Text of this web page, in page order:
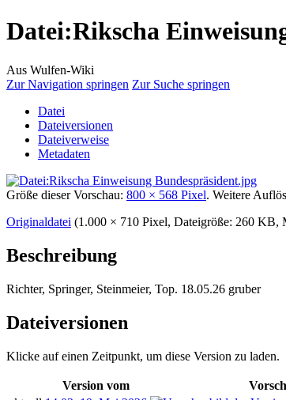
Datei:Rikscha
Aus Wulfen-Wiki
Zur Navigation springen Zur Suche springen
Datei
Dateiversionen
Dateiverweise
Metadaten
Größe dieser Vorschau: 800 × 568 Pixel. Weitere
Originaldatei (1.000 × 710 Pixel, Dateigröße: 260 KB,
Beschreibung
Richter, Springer, Steinmeier, Top. 18.05.26 gruber
Dateiversionen
Klicke auf einen Zeitpunkt, um diese Version zu laden.
Version vom